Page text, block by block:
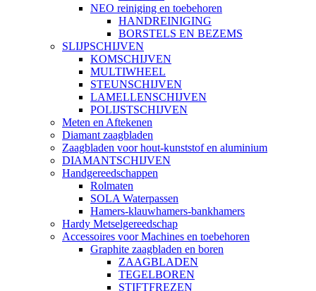
NEO reiniging en toebehoren
HANDREINIGING
BORSTELS EN BEZEMS
SLIJPSCHIJVEN
KOMSCHIJVEN
MULTIWHEEL
STEUNSCHIJVEN
LAMELLENSCHIJVEN
POLIJSTSCHIJVEN
Meten en Aftekenen
Diamant zaagbladen
Zaagbladen voor hout-kunststof en aluminium
DIAMANTSCHIJVEN
Handgereedschappen
Rolmaten
SOLA Waterpassen
Hamers-klauwhamers-bankhamers
Hardy Metselgereedschap
Accessoires voor Machines en toebehoren
Graphite zaagbladen en boren
ZAAGBLADEN
TEGELBOREN
STIFTFREZEN